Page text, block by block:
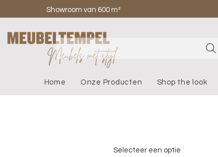
Showroom van 600 m²
Home Onze Producten Shop the look
Selecteer een optie